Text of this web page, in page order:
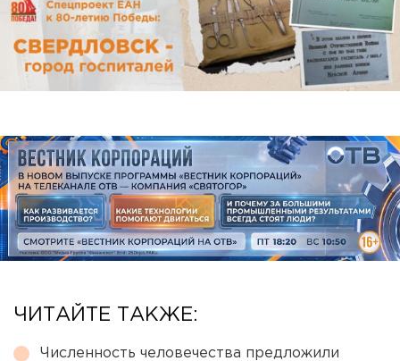
ЧИТАЙТЕ ТАКЖЕ:
Численность человечества предложили